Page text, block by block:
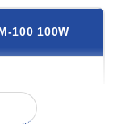
100 100W